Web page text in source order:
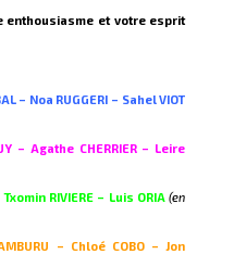
enthousiasme et votre esprit
– Noa RUGGERI – Sahel VIOT
– Agathe CHERRIER – Leire
RIVIERE – Luis ORIA (en
– Chloé COBO – Jon